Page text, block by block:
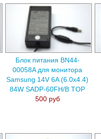
Блок питания BN44-
00058A для монитора
Samsung 14V 6A (6.0x4.4)
84W SADP-60FH/B TOP
500 руб